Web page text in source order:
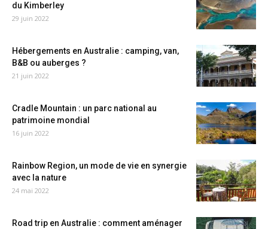
du Kimberley
29 juin 2022
Hébergements en Australie : camping, van,
B&B ou auberges ?
21 juin 2022
Cradle Mountain : un parc national au
patrimoine mondial
16 juin 2022
Rainbow Region, un mode de vie en synergie
avec la nature
24 mai 2022
Road trip en Australie : comment aménager